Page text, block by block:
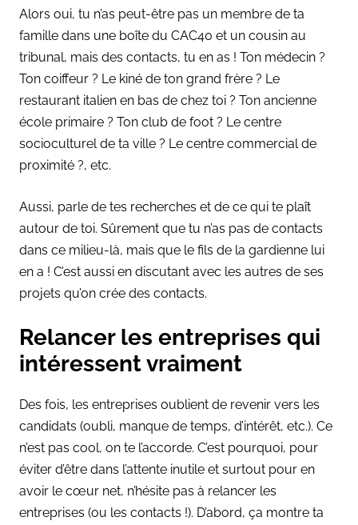
Alors oui, tu n’as peut-être pas un membre de ta
famille dans une boîte du CAC40 et un cousin au
tribunal, mais des contacts, tu en as ! Ton médecin ?
Ton coiffeur ? Le kiné de ton grand frère ? Le
restaurant italien en bas de chez toi ? Ton ancienne
école primaire ? Ton club de foot ? Le centre
socioculturel de ta ville ? Le centre commercial de
proximité ?, etc.
Aussi, parle de tes recherches et de ce qui te plaît
autour de toi. Sûrement que tu n’as pas de contacts
dans ce milieu-là, mais que le fils de la gardienne lui
en a ! C’est aussi en discutant avec les autres de ses
projets qu’on crée des contacts.
Relancer les entreprises qui
intéressent vraiment
Des fois, les entreprises oublient de revenir vers les
candidats (oubli, manque de temps, d’intérêt, etc.). Ce
n’est pas cool, on te l’accorde. C’est pourquoi, pour
éviter d’être dans l’attente inutile et surtout pour en
avoir le cœur net, n’hésite pas à relancer les
entreprises (ou les contacts !). D’abord, ça montre ta